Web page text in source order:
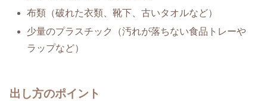
布類（破れた衣類、靴下、古いタオルなど）
少量のプラスチック（汚れが落ちない食品トレーや
ラップなど）
出し方のポイント